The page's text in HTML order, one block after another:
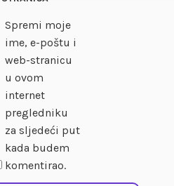
Spremi moje
ime, e-poštu i
web-stranicu
u ovom
internet
pregledniku
za sljedeći put
kada budem
komentirao.